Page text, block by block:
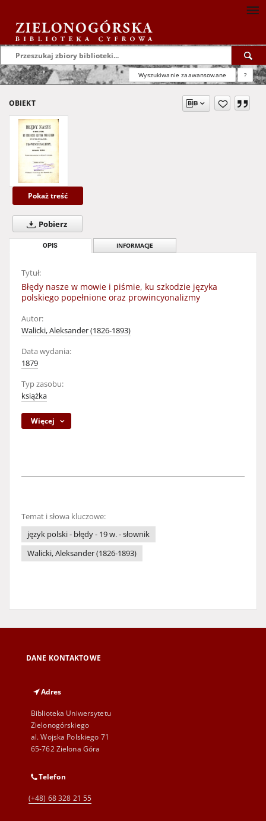
Wyszukiwanie zaawansowane ?
OBIEKT
Pokaż treść
Pobierz
OPIS INFORMACJE
Tytuł:
Błędy nasze w mowie i piśmie, ku szkodzie języka
polskiego popełnione oraz prowincyonalizmy
Autor:
Walicki, Aleksander (1826-1893)
Data wydania:
1879
Typ zasobu:
książka
Więcej
Temat i słowa kluczowe:
język polski - błędy - 19 w. - słownik
Walicki, Aleksander (1826-1893)
DANE KONTAKTOWE
Adres
Biblioteka Uniwersytetu
Zielonogórskiego
al. Wojska Polskiego 71
65-762 Zielona Góra
Telefon
(+48) 68 328 21 55